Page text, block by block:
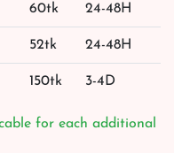
60tk 24-48H
52tk 24-48H
150tk 3-4D
for each additional